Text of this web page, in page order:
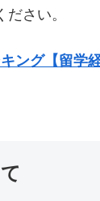
さい。
ング【留学